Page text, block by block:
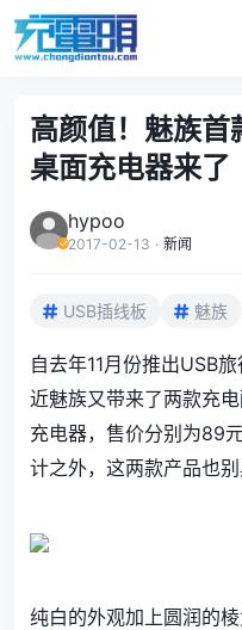
高颜值！魅族首
桌面充电器来了
hypoo
2017-02-13 · 新闻
USB插线板 魅族
自去年11月份推出USB
近魅族又带来了两款充
充电器，售价分别为89
计之外，这两款产品也别
纯白的外观加上圆润的